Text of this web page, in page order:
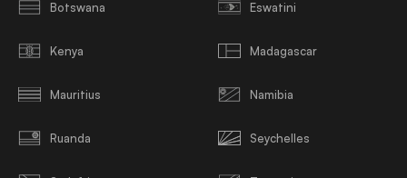
Botswana Eswatini
Kenya Madagascar
Mauritius Namibia
Ruanda Seychelles